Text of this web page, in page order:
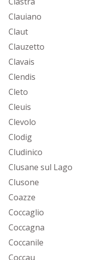
Clauiano
Claut
Clauzetto
Clavais
Clendis
Cleto
Cleuis
Clevolo
Clodig
Cludinico
Clusane sul Lago
Clusone
Coazze
Coccaglio
Coccagna
Coccanile
Coccau